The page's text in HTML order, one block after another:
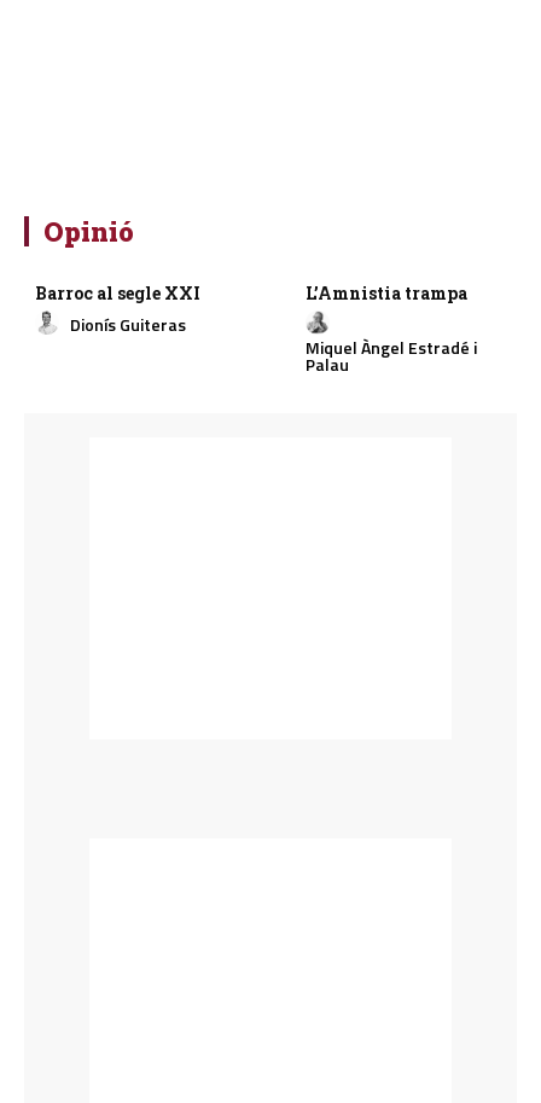
Opinió
Barroc al segle XXI
Dionís Guiteras
L’Amnistia trampa
Miquel Àngel Estradé i
Palau